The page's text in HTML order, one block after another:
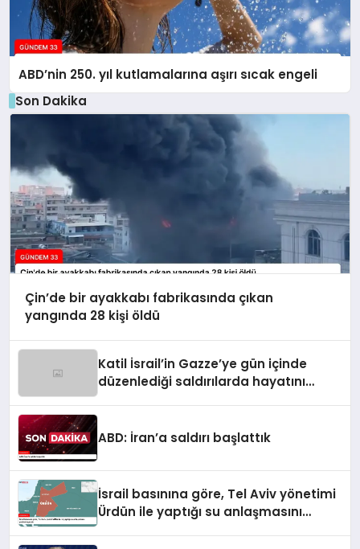
ABD’nin 250. yıl kutlamalarına aşırı sıcak engeli
Son Dakika
Çin’de bir ayakkabı fabrikasında çıkan
yangında 28 kişi öldü
Katil İsrail’in Gazze’ye gün içinde
düzenlediği saldırılarda hayatını
ABD: İran’a saldırı başlattık
İsrail basınına göre, Tel Aviv yönetimi
Ürdün ile yaptığı su anlaşmasını